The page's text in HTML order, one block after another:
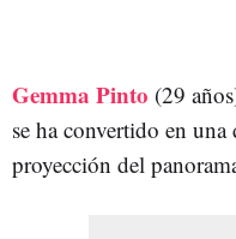
Gemma Pinto (29
se ha convertido en una
proyección del